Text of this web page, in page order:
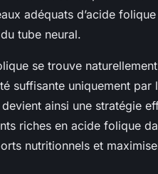
adéquats d’acide
tube neural.
se trouve
suffisante uniquement par
devient ainsi une stratégie
riches en acide folique
nutritionnels et